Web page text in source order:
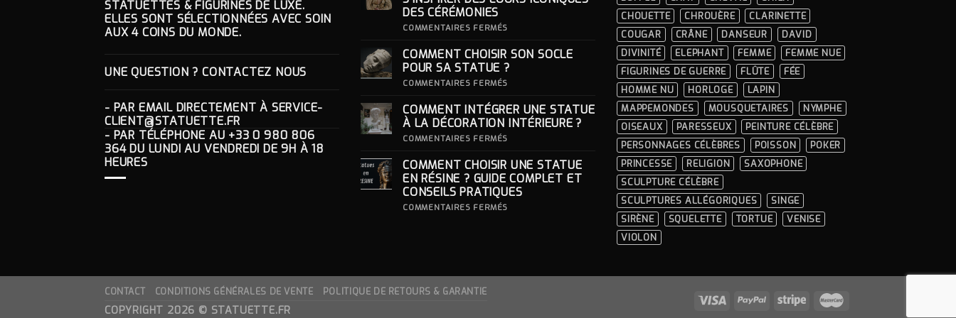
STATUETTES & FIGURINES DE LUXE.
ELLES SONT SÉLECTIONNÉES AVEC SOIN
AUX 4 COINS DU MONDE.
UNE QUESTION ? CONTACTEZ NOUS
- PAR EMAIL DIRECTEMENT À SERVICE-
CLIENT@STATUETTE.FR
- PAR TÉLÉPHONE AU +33 0 980 806
364DU LUNDI AU VENDREDI DE 9H À 18
HEURES
DES CÉRÉMONIES
COMMENTAIRES FERMÉS
POUR
FEMME
ICONIQUES
DES
CÉRÉMONIES
COMMENT CHOISIR SON SOCLE
POUR SA STATUE ?
COMMENTAIRES FERMÉS
SON
SOCLE
POUR
COMMENT INTÉGRER UNE STATUE
À LA DÉCORATION INTÉRIEURE ?
COMMENTAIRES FERMÉS
UNE
STATUE
À
LA
COMMENT CHOISIR UNE STATUE
EN RÉSINE ? GUIDE COMPLET ET
CONSEILS PRATIQUES
COMMENTAIRES FERMÉS
CHOUETTE
CHROUÈRE
CLARINETTE
COUGAR
CRÂNE DANSEUR
DAVID
DIVINITÉ
ELEPHANT FEMME
FEMME NUE
FIGURINES DE GUERRE
FLÛTE
FÉE
HOMME NU
HORLOGE
LAPIN
MAPPEMONDES
MOUSQUETAIRES
NYMPHE
OISEAUX
PARESSEUX
PEINTURE CÉLÈBRE
PERSONNAGES CÉLÈBRES
POISSON
POKER
PRINCESSE
RELIGION
SAXOPHONE
SCULPTURE CÉLÈBRE
SCULPTURES ALLÉGORIQUES
SINGE
SIRÈNE
SQUELETTE TORTUE
VENISE
VIOLON
CONTACT CONDITIONS GÉNÉRALES DE VENTE POLITIQUE DE RETOURS & GARANTIE
COPYRIGHT 2026 © STATUETTE.FR